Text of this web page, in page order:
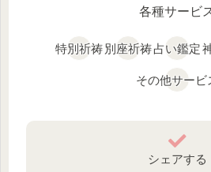
各種サービ
特別祈祷別座祈祷占い鑑定
その他サービ
シェアする